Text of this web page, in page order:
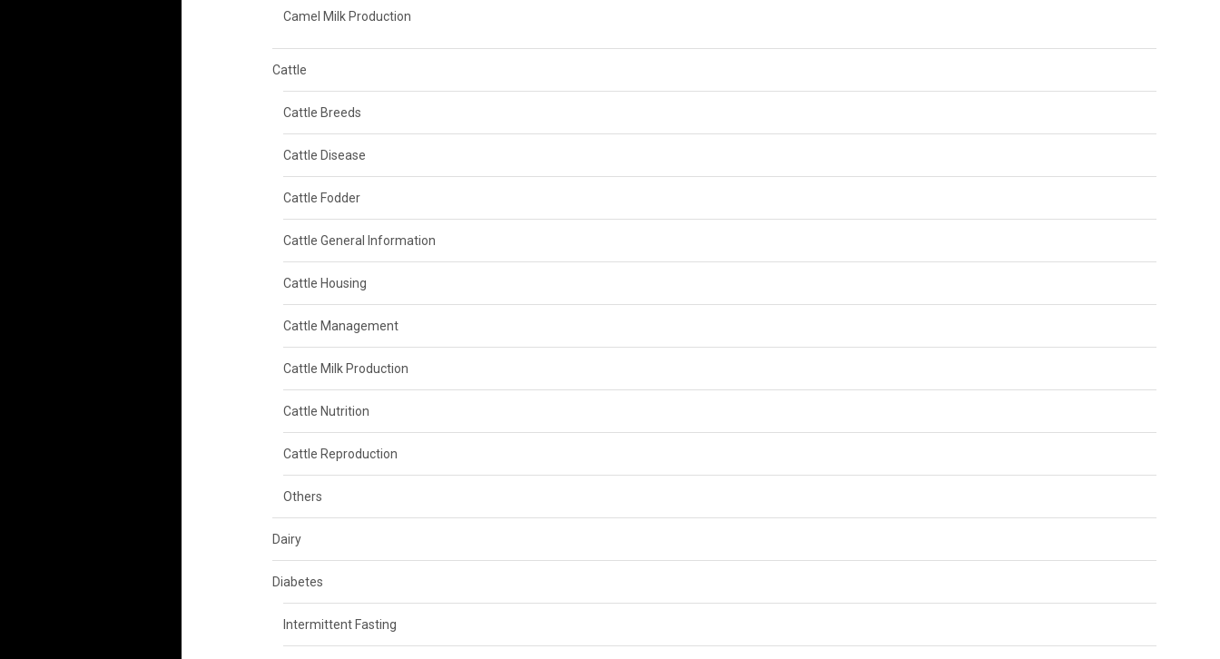
Camel Milk Production
Cattle
Cattle Breeds
Cattle Disease
Cattle Fodder
Cattle General Information
Cattle Housing
Cattle Management
Cattle Milk Production
Cattle Nutrition
Cattle Reproduction
Others
Dairy
Diabetes
Intermittent Fasting